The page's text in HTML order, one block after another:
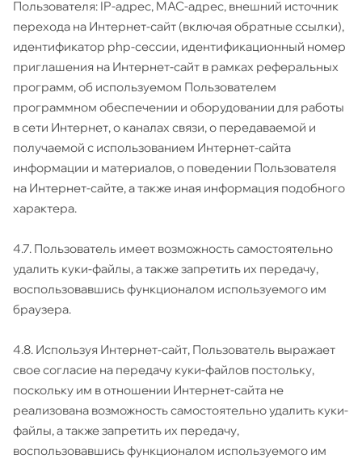
Пользователя: IP-адрес, MAC-адрес, внешний источник
перехода на Интернет-сайт (включая обратные ссылки),
идентификатор php-сессии, идентификационный номер
приглашения на Интернет-сайт в рамках реферальных
программ, об используемом Пользователем
программном обеспечении и оборудовании для работы
в сети Интернет, о каналах связи, о передаваемой и
получаемой с использованием Интернет-сайта
информации и материалов, о поведении Пользователя
на Интернет-сайте, а также иная информация подобного
характера.
4.7. Пользователь имеет возможность самостоятельно
удалить куки-файлы, а также запретить их передачу,
воспользовавшись функционалом используемого им
браузера.
4.8. Используя Интернет-сайт, Пользователь выражает
свое согласие на передачу куки-файлов постольку,
поскольку им в отношении Интернет-сайта не
реализована возможность самостоятельно удалить куки-
файлы, а также запретить их передачу,
воспользовавшись функционалом используемого им